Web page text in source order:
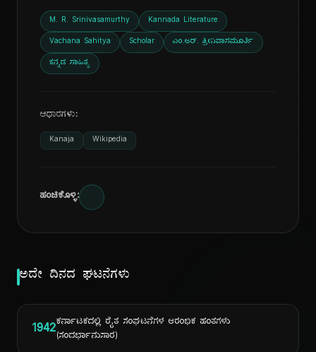
M. R. Srinivasamurthy Kannada Literature
Vachana Sahitya Scholar ಎಂ.ಆರ್. ಶ್ರೀನಿವಾಸಮೂರ್ತಿ
ಕನ್ನಡ ಸಾಹಿತ್ಯ
ಆಧಾರಗಳು:
Kanaja Wikipedia
ಹಂಚಿಕೊಳ್ಳಿ:
ಅದೇ ದಿನದ ಘಟನೆಗಳು
1942ಕರ್ನಾಟಕದಲ್ಲಿ ರೈತ ಸಂಘಟನೆಗಳ ಆರಂಭಿಕ ಹಂತಗಳು
(ಸಂದರ್ಭಾನುಸಾರ)